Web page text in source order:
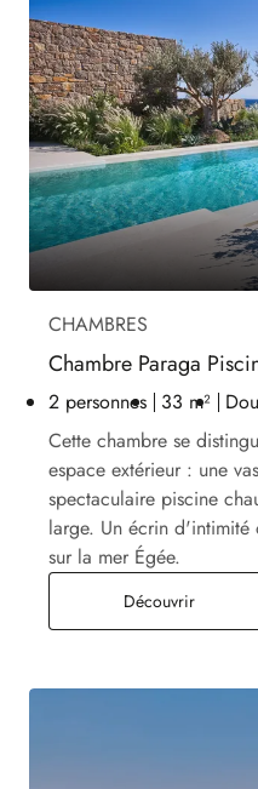
CHAMBRES
Chambre Paraga
2 personnes 33 m²
Cette chambre se
espace extérieur : une
spectaculaire piscine
large. Un écrin d'intimité
sur la mer Égée.
Découvrir